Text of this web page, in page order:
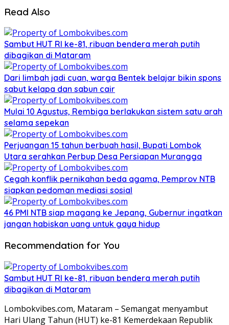
Read Also
Sambut HUT RI ke-81, ribuan bendera merah putih
dibagikan di Mataram
Dari limbah jadi cuan, warga Bentek belajar bikin spons
sabut kelapa dan sabun cair
Mulai 10 Agustus, Rembiga berlakukan sistem satu arah
selama sepekan
Perjuangan 15 tahun berbuah hasil, Bupati Lombok
Utara serahkan Perbup Desa Persiapan Murangga
Cegah konflik pernikahan beda agama, Pemprov NTB
siapkan pedoman mediasi sosial
46 PMI NTB siap magang ke Jepang, Gubernur ingatkan
jangan habiskan uang untuk gaya hidup
Recommendation for You
Sambut HUT RI ke-81, ribuan bendera merah putih
dibagikan di Mataram
Lombokvibes.com, Mataram – Semangat menyambut
Hari Ulang Tahun (HUT) ke-81 Kemerdekaan Republik